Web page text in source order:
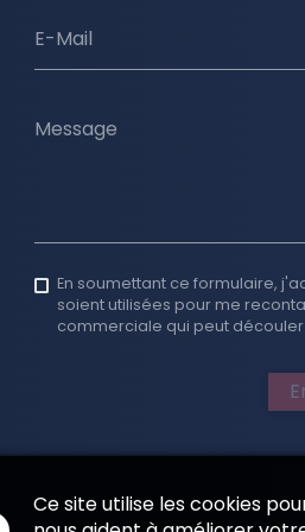
E-Mail
Message
En soumettant ce formulaire,
soient utilisées pour me
commerciale qui peut
Ce site utilise les cookies